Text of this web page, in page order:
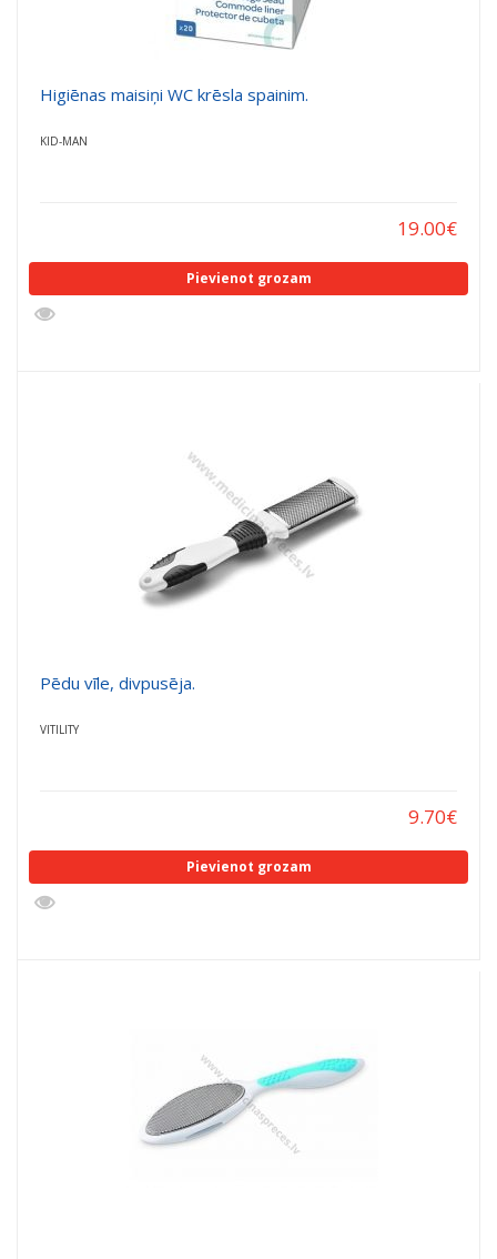
Higiēnas maisiņi WC krēsla spainim.
KID-MAN
19.00€
Pievienot grozam
Pēdu vīle, divpusēja.
VITILITY
9.70€
Pievienot grozam